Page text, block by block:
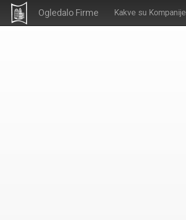
Ogledalo Firme Kakve su Kompanije